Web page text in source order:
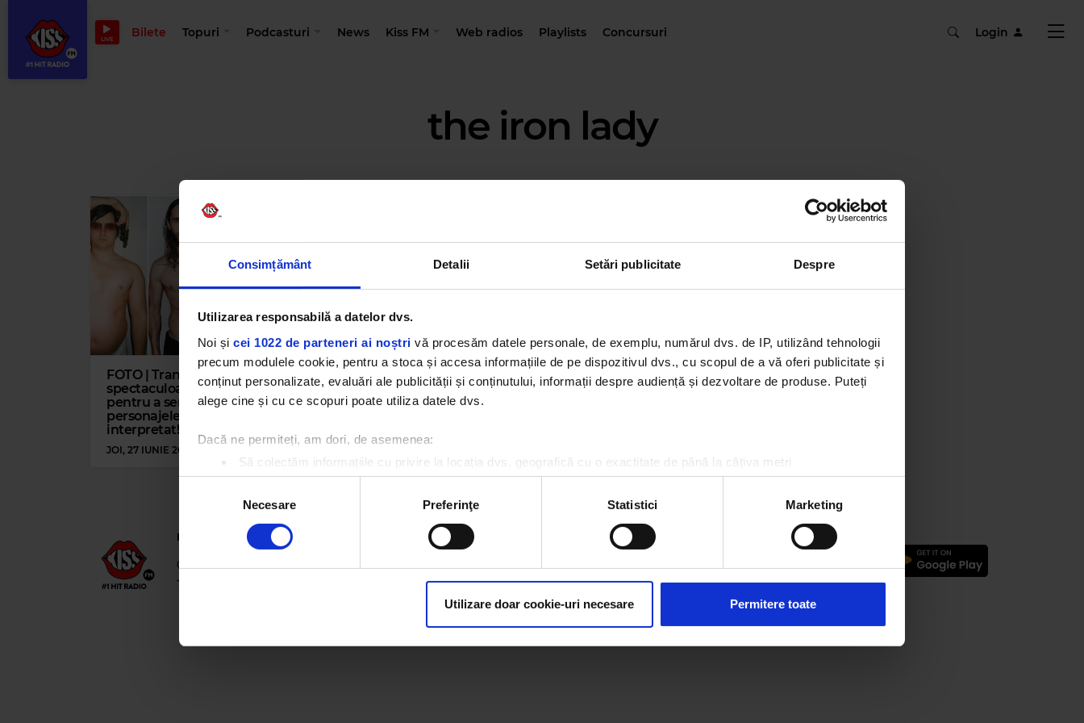
Consimțământ Detalii Setări publicitate Despre
Utilizarea responsabilă a datelor dvs.
Noi și cei 1022 de parteneri ai noștri vă procesăm datele personale, de exemplu, numărul dvs. de IP, utilizând tehnologii
precum modulele cookie, pentru a stoca și accesa informațiile de pe dispozitivul dvs., cu scopul de a vă oferi publicitate și
conținut personalizate, evaluări ale publicității și conținutului, informații despre audiență și dezvoltare de produse. Puteți
alege cine și cu ce scopuri poate utiliza datele dvs.
Dacă ne permiteți, am dori, de asemenea:
Să colectăm informațiile cu privire la locația dvs. geografică cu o exactitate de până la câțiva metri
Să vă identificăm dispozitivul scanândul-l în mod activ după caracteristici specifice (amprentare)
Găsiți mai multe informații despre procesarea datelor dvs. personale și configurați-vă preferințele la
secțiunea cu detalii
Vă puteți modifica sau retrage oricând acordul din Declarația despre modulele cookie.
traficul. De asemenea, le oferim partenerilor de rețele sociale, de publicitate și de analize informații cu privire la modul în
care folosiți site-ul nostru. Aceștia le pot combina cu alte informații oferite de dvs. sau culese în urma folosirii serviciilor
consimțământului
Necesare Preferinţe Statistici Marketing
Utilizare doar cookie-uri necesare Permitere toate
LIVE Bilete Topuri Podcasturi News Kiss FM Web radios Playlists Concursuri Login
the iron lady
FOTO | Transformările
spectaculoase ale actorilor,
pentru a semăna cu
personajele pe care le-au
interpretat!
JOI, 27 IUNIE 2019
Kiss FM – #1 Hit Radio
021 318 8000
Termeni și condiții
Despre cookie-uri CNA